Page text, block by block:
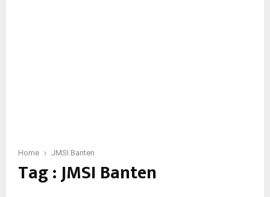
Home JMSI Banten
Tag : JMSI Banten